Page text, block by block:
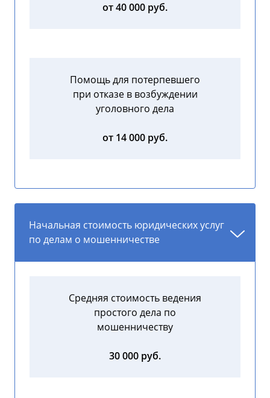
от 40 000 руб.
Помощь для потерпевшего
при отказе в возбуждении
уголовного дела
от 14 000 руб.
Начальная стоимость юридических услуг
по делам о мошенничестве
Средняя стоимость ведения
простого дела по
мошенничеству
30 000 руб.